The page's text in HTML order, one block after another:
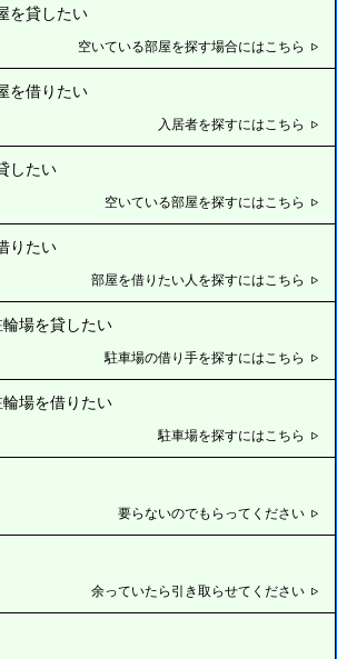
を貸したい
空いている部屋を探す場合にはこちら
を借りたい
入居者を探すにはこちら
したい
空いている部屋を探すにはこちら
りたい
部屋を借りたい人を探すにはこちら
場を貸したい
駐車場の借り手を探すにはこちら
場を借りたい
駐車場を探すにはこちら
要らないのでもらってください
余っていたら引き取らせてください